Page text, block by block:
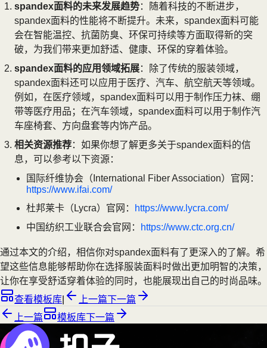
spandex面料的未来发展趋势：随着科技的不断进步，
spandex面料的性能将不断提升。未来，spandex面料可能
会在智能温控、抗菌防臭、环保可持续等方面取得新的突
破，为我们带来更加舒适、健康、环保的穿着体验。
spandex面料的应用领域拓展：除了传统的服装领域，
spandex面料还可以应用于医疗、汽车、航空航天等领域。
例如，在医疗领域，spandex面料可以用于制作压力袜、绷
带等医疗用品；在汽车领域，spandex面料可以用于制作汽
车座椅套、方向盘套等内饰产品。
相关资源推荐：如果你想了解更多关于spandex面料的信
息，可以参考以下资源：
国际纤维协会（International Fiber Association）官网：
https://www.ifai.com/
杜邦莱卡（Lycra）官网：
https://www.lycra.com/
中国纺织工业联合会官网：
https://www.ctc.org.cn/
通过本文的介绍，相信你对spandex面料有了更深入的了解。希
望这些信息能够帮助你在选择服装面料时做出更加明智的决策，
让你在享受舒适穿着体验的同时，也能展现出自己的时尚品味。
查看模板库
上一篇下一篇
上一篇
模板库下一篇